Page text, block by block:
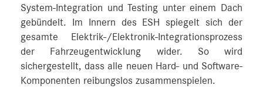
System-Integration und Testing unter einem Dach
gebündelt. Im Innern des ESH spiegelt sich der
gesamte Elektrik-/Elektronik-Integrationsprozess
der Fahrzeugentwicklung wider. So wird
sichergestellt, dass alle neuen Hard- und Software-
Komponenten reibungslos zusammenspielen.